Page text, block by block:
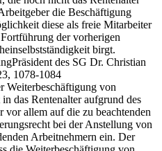
die Beschäftigung
diese als freie Mitarbeiter
der vorherigen
birgt.
Präsident des SG Dr. Christian
1078-1084
Weiterbeschäftigung von
das Rentenalter aufgrund des
vor allem auf die zu beachtenden
bei der Anstellung von
Arbeitnehmern ein. Der